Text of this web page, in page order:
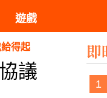
遊戲
得起
議
即
1